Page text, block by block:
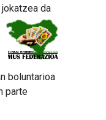
da
boluntarioa
parte